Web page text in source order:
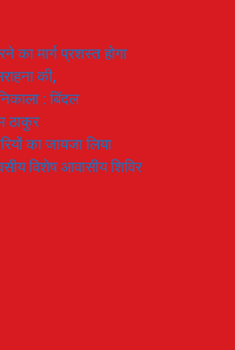
का मार्ग प्रशस्त होगा
की,
: बिंदल
ठाकुर
का जायजा लिया
विशेष आवासीय शिविर